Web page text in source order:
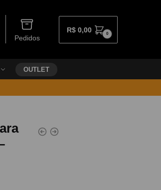
Pedidos
R$ 0,00 0
OUTLET